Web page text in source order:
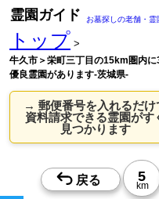
霊園ガイド お墓探しの老舗・
トップ >
牛久市＞栄町三丁目の15km圏内に
優良霊園があります-茨城県-
→ 郵便番号を入れるだけ
資料請求できる霊園がす
見つかります